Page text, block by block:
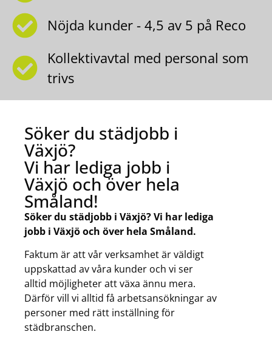
Nöjda kunder - 4,5 av 5 på Reco
Kollektivavtal med personal som
trivs
Söker du städjobb i
Växjö?
Vi har lediga jobb i
Växjö och över hela
Småland!
Söker du städjobb i Växjö?Vi har lediga
jobb i Växjö och över hela Småland.
Faktum är att vår verksamhet är väldigt
uppskattad av våra kunder och vi ser
alltid möjligheter att växa ännu mera.
Därför vill vi alltid få arbetsansökningar av
personer med rätt inställning för
städbranschen.